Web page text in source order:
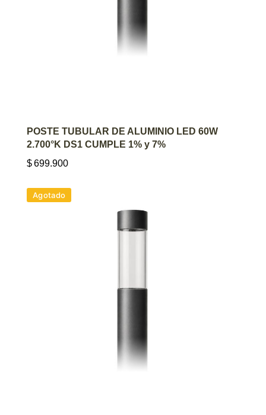
AGREGAR AL CARRITO
POSTE TUBULAR DE ALUMINIO LED 60W
2.700°K DS1 CUMPLE 1% y 7%
$699.900
Agotado